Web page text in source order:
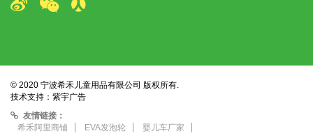
© 2020 宁波希⽲⼉童⽤品有限公司 版权所有.
技术支持： 紫宇广告
友情链接：
希禾阿里商铺
EVA发泡轮 婴儿车厂家